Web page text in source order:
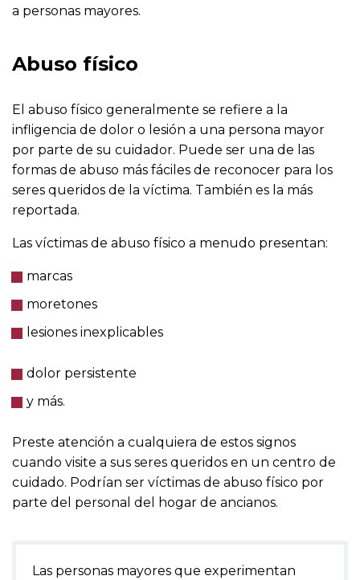
a personas mayores.
Abuso físico
El abuso físico generalmente se refiere a la
infligencia de dolor o lesión a una persona mayor
por parte de su cuidador. Puede ser una de las
formas de abuso más fáciles de reconocer para los
seres queridos de la víctima. También es la más
reportada.
Las víctimas de abuso físico a menudo presentan:
marcas
moretones
lesiones inexplicables
dolor persistente
y más.
Preste atención a cualquiera de estos signos
cuando visite a sus seres queridos en un centro de
cuidado. Podrían ser víctimas de abuso físico por
parte del personal del hogar de ancianos.
Las personas mayores que experimentan